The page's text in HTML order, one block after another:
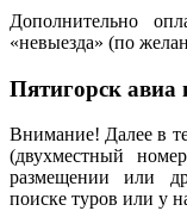
Дополнительно
«невыезда» (по
Пятигорск авиа
Внимание! Далее в
(двухместный
размещении или
поиске туров или у